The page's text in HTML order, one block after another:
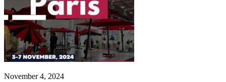
November 4, 2024